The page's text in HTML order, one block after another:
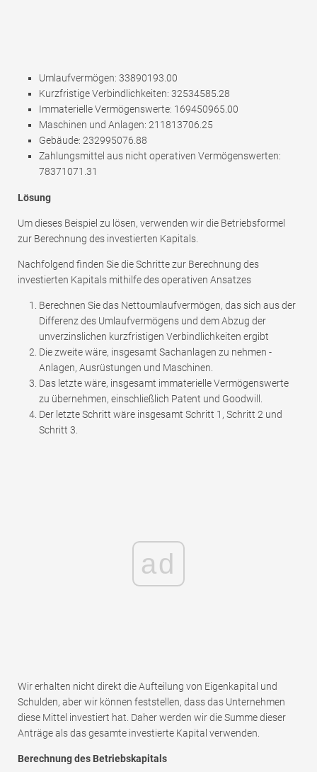
Umlaufvermögen: 33890193.00
Kurzfristige Verbindlichkeiten: 32534585.28
Immaterielle Vermögenswerte: 169450965.00
Maschinen und Anlagen: 211813706.25
Gebäude: 232995076.88
Zahlungsmittel aus nicht operativen Vermögenswerten:
78371071.31
Lösung
Um dieses Beispiel zu lösen, verwenden wir die Betriebsformel
zur Berechnung des investierten Kapitals.
Nachfolgend finden Sie die Schritte zur Berechnung des
investierten Kapitals mithilfe des operativen Ansatzes
Berechnen Sie das Nettoumlaufvermögen, das sich aus der
Differenz des Umlaufvermögens und dem Abzug der
unverzinslichen kurzfristigen Verbindlichkeiten ergibt
Die zweite wäre, insgesamt Sachanlagen zu nehmen -
Anlagen, Ausrüstungen und Maschinen.
Das letzte wäre, insgesamt immaterielle Vermögenswerte
zu übernehmen, einschließlich Patent und Goodwill.
Der letzte Schritt wäre insgesamt Schritt 1, Schritt 2 und
Schritt 3.
ad
Wir erhalten nicht direkt die Aufteilung von Eigenkapital und
Schulden, aber wir können feststellen, dass das Unternehmen
diese Mittel investiert hat. Daher werden wir die Summe dieser
Anträge als das gesamte investierte Kapital verwenden.
Berechnung des Betriebskapitals